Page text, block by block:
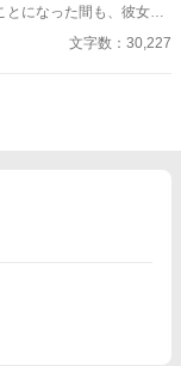
とになった間も、彼女を
り越え、ルノーはアンジ
王配ではなく、自らも
文字数：30,227